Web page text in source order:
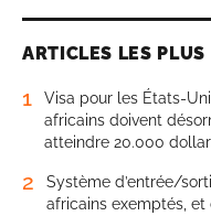
ARTICLES LES PLUS
1
Visa pour les États-
africains doivent
atteindre 20.000
2
Système d’entrée/
africains exemptés,